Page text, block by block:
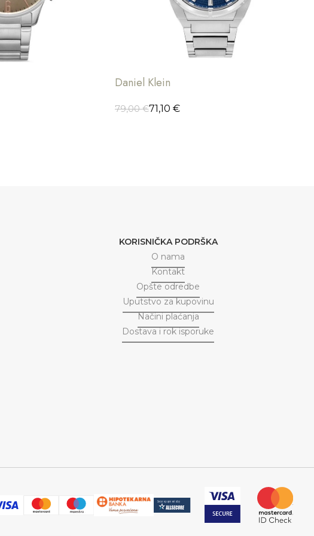
Daniel Klein
79,00€71,10 €
KORISNIČKA PODRŠKA
O nama
Kontakt
Opšte odredbe
Uputstvo za kupovinu
Načini plaćanja
Dostava i rok isporuke